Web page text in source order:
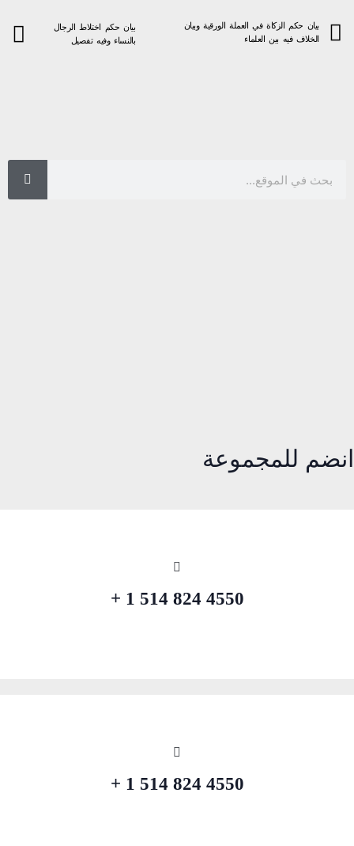
بيان حكم الزكاة في العملة الورقية وبيان
الخلاف فيه بين العلماء
بيان حكم اختلاط الرجال
بالنساء وفيه تفصيل
انضم للمجموعة
4550 824 514 1 +
4550 824 514 1 +